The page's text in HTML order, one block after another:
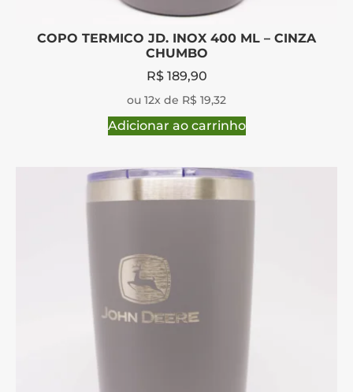
COPO TERMICO JD. INOX 400 ML – CINZA
CHUMBO
R$189,90
ou 12x de R$ 19,32
Adicionar ao carrinho